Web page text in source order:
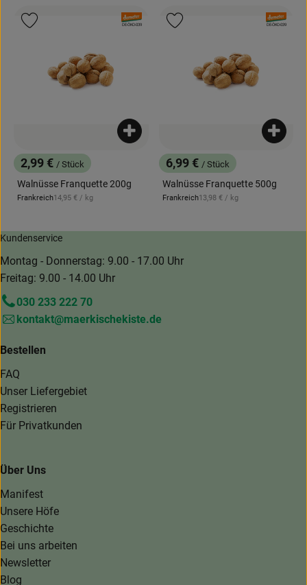
, Preis:
2,99 € / Stück
Walnüsse Franquette 200g
, Herkunft:
Frankreich, Referenzpreis:
14,95 € / kg
Produkt zum Warenkorb hinzufügen
, Verband:
, Kontrollstelle:
DE-ÖKO-039
Produkt zu Favouriten hinzufügen
, Preis:
6,99 € / Stück
Walnüsse Franquette 500g
, Herkunft:
Frankreich, Referenzpreis:
13,98 € / kg
, Verband:
, Kontrollstelle:
DE-ÖKO-039
Produkt zu Favouriten hinzufügen
Kundenservice
Montag - Donnerstag: 9.00 - 17.00 Uhr
Freitag: 9.00 - 14.00 Uhr
030 233 222 70
kontakt@maerkischekiste.de
Bestellen
FAQ
Unser Liefergebiet
Registrieren
Für Privatkunden
Über Uns
Manifest
Unsere Höfe
Geschichte
Bei uns arbeiten
Newsletter
Blog